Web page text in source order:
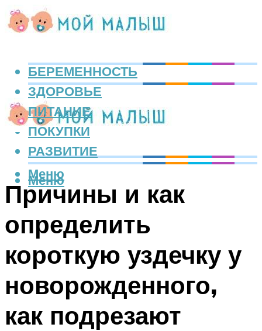
БЕРЕМЕННОСТЬ
ЗДОРОВЬЕ
ПИТАНИЕ
ПОКУПКИ
РАЗВИТИЕ
Меню
Меню
Причины и как
определить
короткую уздечку у
новорожденного,
как подрезают